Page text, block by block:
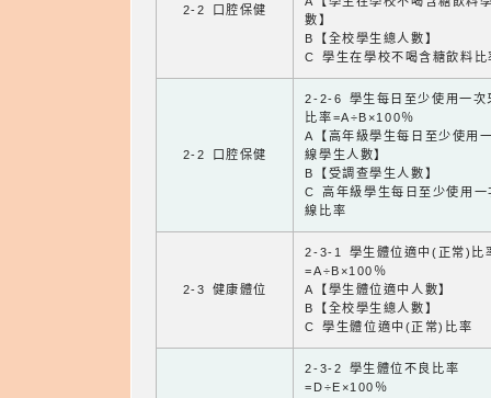
2-2 口腔保健
數】
B【全校學生總人數】
C 學生在學校不喝含糖飲料比
2-2 口腔保健
2-2-6 學生每日至少使用一次
比率=A÷B×100％
A【高年級學生每日至少使用
線學生人數】
B【受調查學生人數】
C 高年級學生每日至少使用一
線比率
2-3 健康體位
2-3-1 學生體位適中(正常)比
=A÷B×100％
A【學生體位適中人數】
B【全校學生總人數】
C 學生體位適中(正常)比率
2-3-2 學生體位不良比率
=D÷E×100％